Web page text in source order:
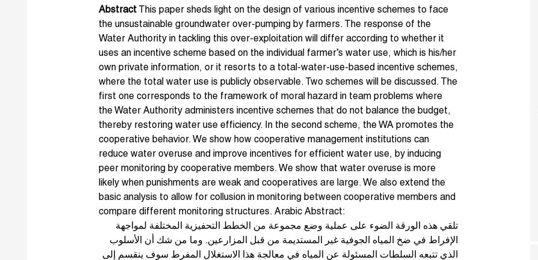
Abstract This paper sheds light on the design of various incentive schemes to face
the unsustainable groundwater over-pumping by farmers. The response of the
Water Authority in tackling this over-exploitation will differ according to whether it
uses an incentive scheme based on the individual farmer’s water use, which is his/her
own private information, or it resorts to a total-water-use-based incentive schemes,
where the total water use is publicly observable. Two schemes will be discussed. The
first one corresponds to the framework of moral hazard in team problems where
the Water Authority administers incentive schemes that do not balance the budget,
thereby restoring water use efficiency. In the second scheme, the WA promotes the
cooperative behavior. We show how cooperative management institutions can
reduce water overuse and improve incentives for efficient water use, by inducing
peer monitoring by cooperative members. We show that water overuse is more
likely when punishments are weak and cooperatives are large. We also extend the
basic analysis to allow for collusion in monitoring between cooperative members and
compare different monitoring structures. Arabic Abstract:
تلقي هذه الورقة الضوء على عملية وضع مجموعة من الخطط التحفيزية المختلفة لمواجهة
الإفراط في ضخ المياه الجوفية غير المستديمة من قبل المزارعين. وما من شك أن الأسلوب
الذي تتبعه السلطات المسئولة عن المياه في معالجة هذا الاستغلال المفرط سوف ينقسم إلى